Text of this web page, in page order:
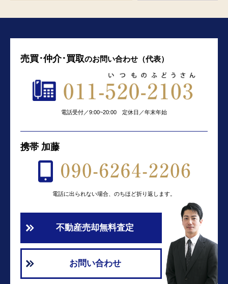
売買･仲介･買取のお問い合わせ（代表）
電話受付／9:00~20:00 定休日／年末年始
携帯 加藤
電話に出られない場合、のちほど折り返します。
不動産売却無料査定
お問い合わせ